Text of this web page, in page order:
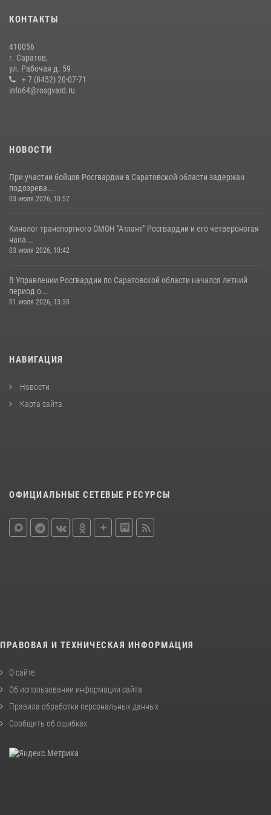
Росгвардии состоялся праздничный молебен, посвященный Дню
Крещения Руси
28 июля 2026, 13:25
05 августа 2026, 12:55
КОНТАКТЫ
410056
г. Саратов,
ул. Рабочая д. 59
+ 7 (8452) 20-07-71
info64@rosgvard.ru
НОВОСТИ
При участии бойцов Росгвардии в Саратовской области задержан
подозрева...
03 июля 2026, 10:57
Кинолог транспортного ОМОН "Атлант" Росгвардии и его четвероногая
напа...
03 июля 2026, 10:42
В Управлении Росгвардии по Саратовской области начался летний
период о...
01 июля 2026, 13:30
НАВИГАЦИЯ
Новости
Карта сайта
ОФИЦИАЛЬНЫЕ СЕТЕВЫЕ РЕСУРСЫ
ПРАВОВАЯ И ТЕХНИЧЕСКАЯ ИНФОРМАЦИЯ
О сайте
Об использовании информации сайта
Правила обработки персональных данных
Сообщить об ошибках